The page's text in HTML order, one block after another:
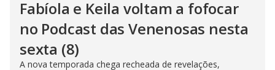
Fabíola e Keila voltam a fofocar
no Podcast das Venenosas nesta
sexta (8)
A nova temporada chega recheada de revelações,